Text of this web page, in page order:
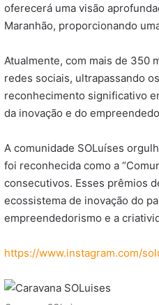
oferecerá uma visão
Maranhão, proporcionando
Atualmente, com mais de 350
redes sociais, ultrapassando
reconhecimento significativo
da inovação e do
A comunidade SOLuíses
foi reconhecida como a
consecutivos. Esses prêmios
ecossistema de inovação do
empreendedorismo e a
https://www.instagram.com/